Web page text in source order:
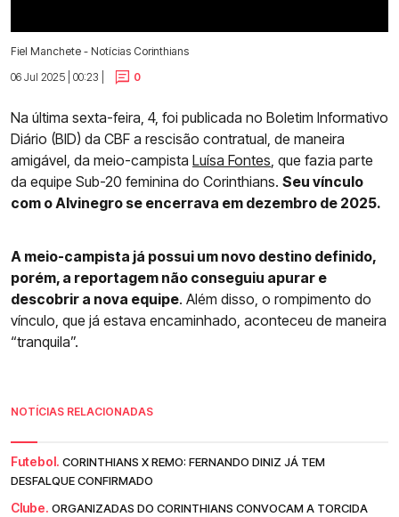
Fiel Manchete - Notícias Corinthians
06 Jul 2025 | 00:23 |
0
Na última sexta-feira, 4, foi publicada no Boletim Informativo
Diário (BID) da CBF a rescisão contratual, de maneira
amigável, da meio-campista Luísa Fontes, que fazia parte
da equipe Sub-20 feminina do Corinthians. Seu vínculo
com o Alvinegro se encerrava em dezembro de 2025.
A meio-campista já possui um novo destino definido,
porém, a reportagem não conseguiu apurar e
descobrir a nova equipe. Além disso, o rompimento do
vínculo, que já estava encaminhado, aconteceu de maneira
“tranquila”.
NOTÍCIAS RELACIONADAS
Futebol. CORINTHIANS X REMO: FERNANDO DINIZ JÁ TEM
DESFALQUE CONFIRMADO
Clube. ORGANIZADAS DO CORINTHIANS CONVOCAM A TORCIDA